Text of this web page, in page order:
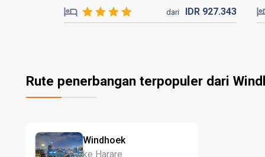
dari IDR 927.343
Rute penerbangan terpopuler dari
Windhoek
ke Harare